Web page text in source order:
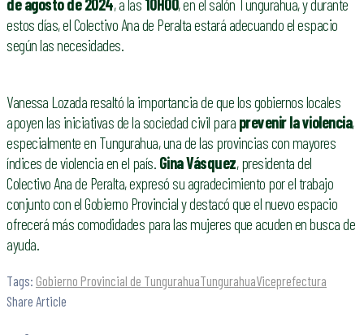
de agosto de 2024, a las 10H00, en el salón Tungurahua, y durante
estos días, el Colectivo Ana de Peralta estará adecuando el espacio
según las necesidades.
Vanessa Lozada resaltó la importancia de que los gobiernos locales
apoyen las iniciativas de la sociedad civil para prevenir la violencia,
especialmente en Tungurahua, una de las provincias con mayores
índices de violencia en el país. Gina Vásquez, presidenta del
Colectivo Ana de Peralta, expresó su agradecimiento por el trabajo
conjunto con el Gobierno Provincial y destacó que el nuevo espacio
ofrecerá más comodidades para las mujeres que acuden en busca de
ayuda.
Tags: Gobierno Provincial de TungurahuaTungurahuaViceprefectura
Share Article